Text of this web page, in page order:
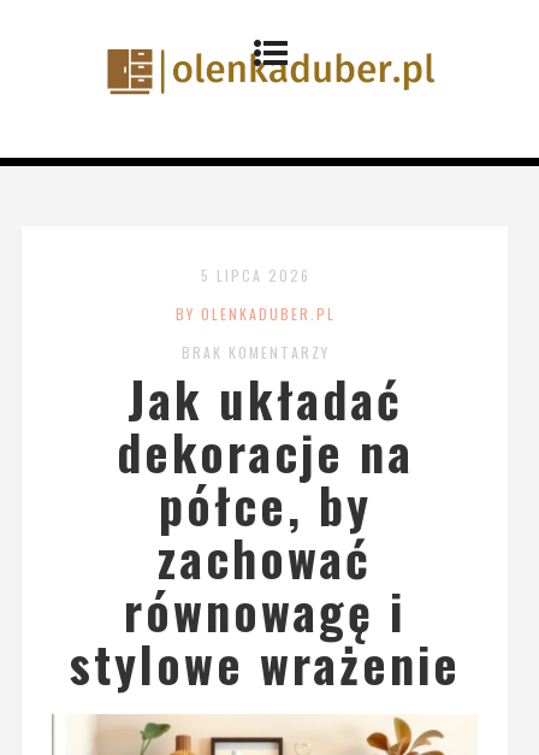
5 LIPCA 2026
BY OLENKADUBER.PL
BRAK KOMENTARZY
Jak układać
dekoracje na
półce, by
zachować
równowagę i
stylowe wrażenie